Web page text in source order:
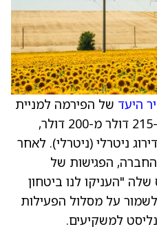
היעד של הפירמה למניית
) ל-215 דולר מ-200 דולר,
ניטרלי (ניטרלי). לאחר
הפגישות של
"העניקו לנו ביטחון
על מסלול הפעילות
למשקיעים.